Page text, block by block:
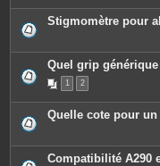
Stigmomètre pour
Quel grip générique
1 2
Quelle cote pour
Compatibilité A290